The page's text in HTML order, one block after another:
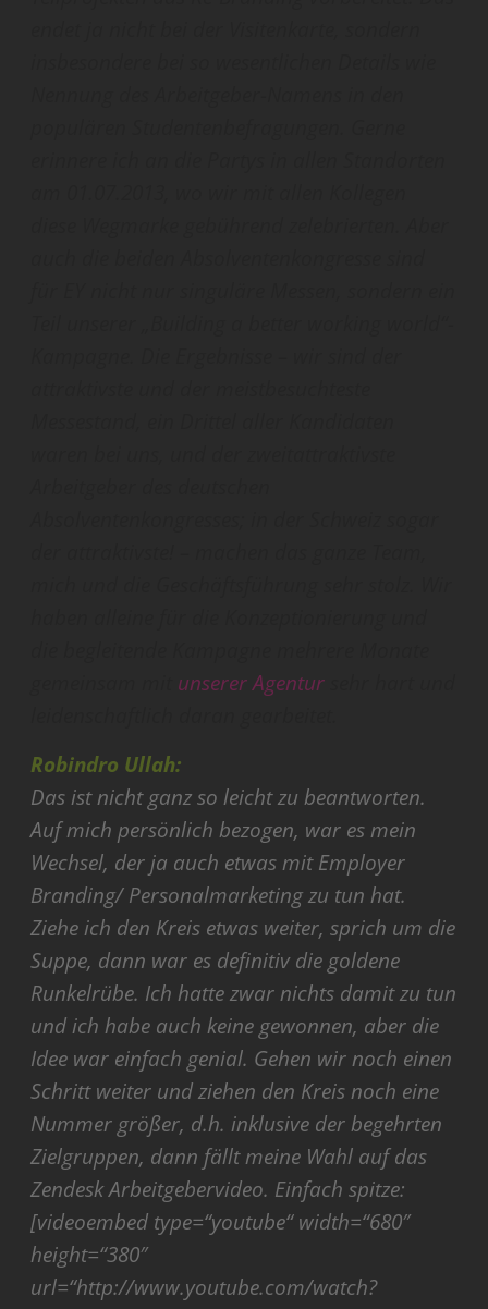
unserer Agentur
Robindro Ullah:
Das ist nicht ganz so leicht zu beantworten.
Auf mich persönlich bezogen, war es mein
Wechsel, der ja auch etwas mit Employer
Branding/ Personalmarketing zu tun hat.
Ziehe ich den Kreis etwas weiter, sprich um die
Suppe, dann war es definitiv die goldene
Runkelrübe. Ich hatte zwar nichts damit zu tun
und ich habe auch keine gewonnen, aber die
Idee war einfach genial. Gehen wir noch einen
Schritt weiter und ziehen den Kreis noch eine
Nummer größer, d.h. inklusive der begehrten
Zielgruppen, dann fällt meine Wahl auf das
Zendesk Arbeitgebervideo. Einfach spitze:
[videoembed type=“youtube“ width=“680″
height=“380″
url=“http://www.youtube.com/watch?